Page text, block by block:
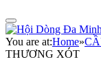
You are at:Home»
THƯƠNG XÓT